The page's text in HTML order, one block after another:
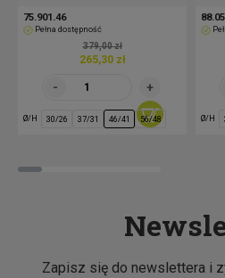
75.901.46
Pełna dostępność
379,00 zł
265,30 zł
Ø/H 30/26 37/31 46/41 56/48 Ø/H
Zapisz się do newslettera i